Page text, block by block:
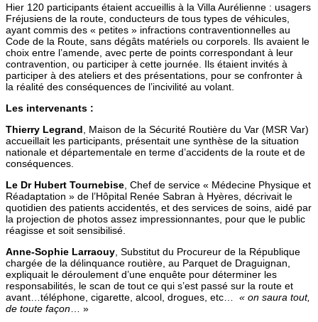
Hier 120 participants étaient accueillis à la Villa Aurélienne : usagers
Fréjusiens de la route, conducteurs de tous types de véhicules,
ayant commis des « petites » infractions contraventionnelles au
Code de la Route, sans dégâts matériels ou corporels. Ils avaient le
choix entre l’amende, avec perte de points correspondant à leur
contravention, ou participer à cette journée. Ils étaient invités à
participer à des ateliers et des présentations, pour se confronter à
la réalité des conséquences de l’incivilité au volant.
Les intervenants :
Thierry Legrand , Maison de la Sécurité Routière du Var (MSR Var)
accueillait les participants, présentait une synthèse de la situation
nationale et départementale en terme d’accidents de la route et de
conséquences.
Le Dr Hubert Tournebise , Chef de service « Médecine Physique et
Réadaptation » de l’Hôpital Renée Sabran à Hyères, décrivait le
quotidien des patients accidentés, et des services de soins, aidé par
la projection de photos assez impressionnantes, pour que le public
réagisse et soit sensibilisé.
Anne-Sophie Larraouy , Substitut du Procureur de la République
chargée de la délinquance routière, au Parquet de Draguignan,
expliquait le déroulement d’une enquête pour déterminer les
responsabilités, le scan de tout ce qui s’est passé sur la route et
avant…téléphone, cigarette, alcool, drogues, etc… « on saura tout,
de toute façon … »